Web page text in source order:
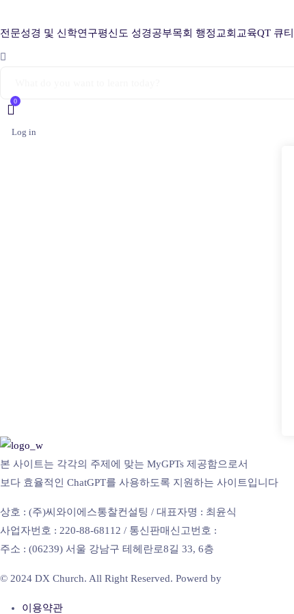
전문성경 및 신학연구평신도 성경공부목회 행정 교회교육QT 큐티
0
Log in
본 사이트는 각각의 주제에 맞는 MyGPTs 제공함으로서
보다 효율적인 ChatGPT를 사용하도록 지원하는 사이트입니다
상호 : (주)씨와이에스통찰컨설팅 / 대표자명 : 최윤식
사업자번호 : 220-88-68112 / 통신판매신고번호 :
주소 : (06239) 서울 강남구 테헤란로8길 33, 6층
© 2024 DX Church. All Right Reserved. Powerd by
이용약관